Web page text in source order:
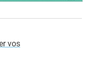
vos